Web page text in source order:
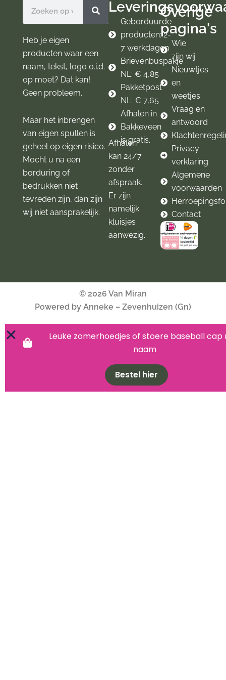
o
k
a
Heb je eigen
producten waar een
naam, tekst, logo o.i.d.
op moet? Dat kan!
Geen probleem.
Maar het inbrengen
van eigen spullen is
geheel op eigen risico.
Mocht u na een
borduring of
bedrukken niet
tevreden zijn, dan zijn
wij niet aansprakelijk.
Geborduurde
producten: 2-
7 werkdagen
Brievenbuspakje
NL: € 4,85
Pakketpost
NL: € 7,65
Afhalen in
Bakkeveen
is gratis.
Afhalen
kan 24/7
zonder
afspraak.
Er zijn
namelijk
kluisjes
aanwezig.
Overige
pagina's
Wie
zijn wij
Nieuwtjes
en
weetjes
Vraag en
antwoord
Privacy
verklaring
Algemene
voorwaarden
Contact
© 2026 Van Miran
Powered by Anneke – Zevenhuizen (Gn)
Leuke zomerhoedjes of stoere baseball cap
naam
Bestel hier